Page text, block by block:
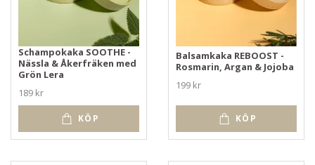
Schampokaka SOOTHE -
Nässla & Åkerfräken med
Grön Lera
189 kr
KÖP
Balsamkaka REBOOST -
Rosmarin, Argan & Jojoba
199 kr
KÖP